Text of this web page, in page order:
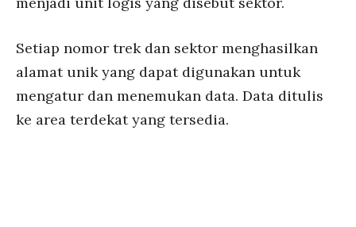
Setiap nomor trek dan sektor menghasilkan
alamat unik yang dapat digunakan untuk
mengatur dan menemukan data. Data ditulis
ke area terdekat yang tersedia.